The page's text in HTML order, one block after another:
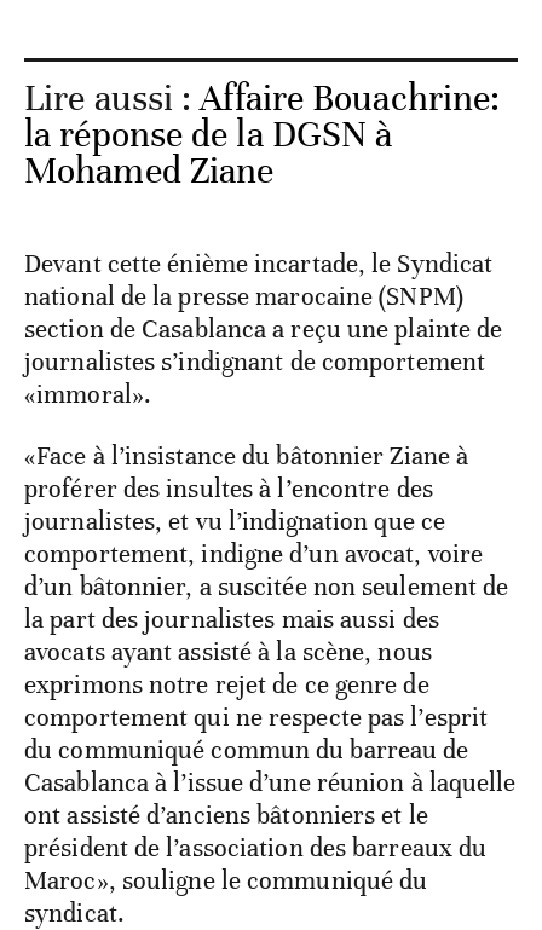
Lire aussi :Affaire Bouachrine:
la réponse de la DGSN à
Mohamed Ziane
Devant cette énième incartade, le Syndicat
national de la presse marocaine (SNPM)
section de Casablanca a reçu une plainte de
journalistes s’indignant de comportement
«immoral».
«Face à l’insistance du bâtonnier Ziane à
proférer des insultes à l’encontre des
journalistes, et vu l’indignation que ce
comportement, indigne d’un avocat, voire
d’un bâtonnier, a suscitée non seulement de
la part des journalistes mais aussi des
avocats ayant assisté à la scène, nous
exprimons notre rejet de ce genre de
comportement qui ne respecte pas l’esprit
du communiqué commun du barreau de
Casablanca à l’issue d’une réunion à laquelle
ont assisté d’anciens bâtonniers et le
président de l’association des barreaux du
Maroc», souligne le communiqué du
syndicat.